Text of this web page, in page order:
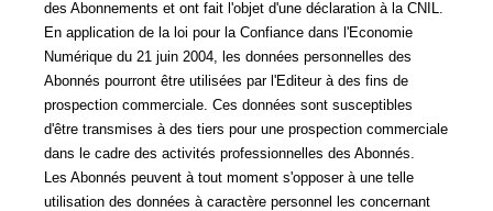
des Abonnements et ont fait l'objet d'une déclaration à la CNIL.
En application de la loi pour la Confiance dans l'Economie
Numérique du 21 juin 2004, les données personnelles des
Abonnés pourront être utilisées par l'Editeur à des fins de
prospection commerciale. Ces données sont susceptibles
d'être transmises à des tiers pour une prospection commerciale
dans le cadre des activités professionnelles des Abonnés.
Les Abonnés peuvent à tout moment s'opposer à une telle
utilisation des données à caractère personnel les concernant